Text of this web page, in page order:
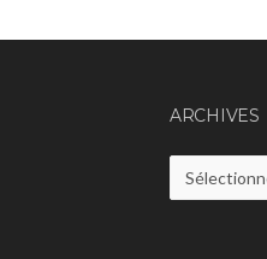
ARCHIVES
Archives